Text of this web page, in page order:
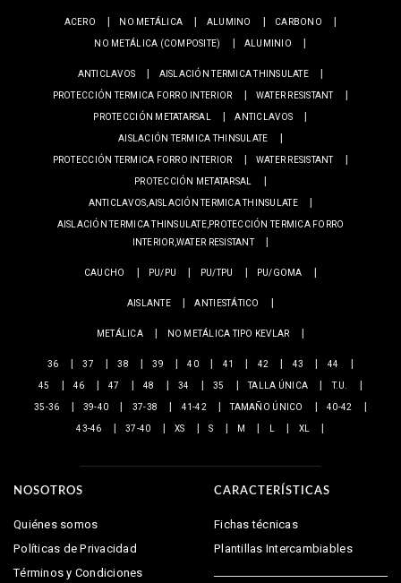
ACERO NO METÁLICA ALUMINO
CARBONO
NO METÁLICA (COMPOSITE)
ALUMINIO
ANTICLAVOS
AISLACIÓN TERMICA THINSULATE
PROTECCIÓN TERMICA FORRO INTERIOR
WATER RESISTANT
PROTECCIÓN METATARSAL
ANTICLAVOS
AISLACIÓN TERMICA THINSULATE
PROTECCIÓN TERMICA FORRO INTERIOR
WATER RESISTANT
PROTECCIÓN METATARSAL
ANTICLAVOS,AISLACIÓN TERMICA THINSULATE
AISLACIÓN TERMICA THINSULATE,PROTECCIÓN TERMICA FORRO
INTERIOR,WATER RESISTANT
CAUCHO PU/PU PU/TPU PU/GOMA
AISLANTE ANTIESTÁTICO
METÁLICA NO METÁLICA TIPO KEVLAR
36 37 38 39 40 41 42 43
44
45
46 47 48 34 35 TALLA ÚNICA
T.U.
35-36
39-40 37-38 41-42 TAMAÑO ÚNICO
40-42
43-46
37-40 XS S M L XL
NOSOTROS
Quiénes somos
Políticas de Privacidad
Términos y Condiciones
CARACTERÍSTICAS
Fichas técnicas
Plantillas Intercambiables